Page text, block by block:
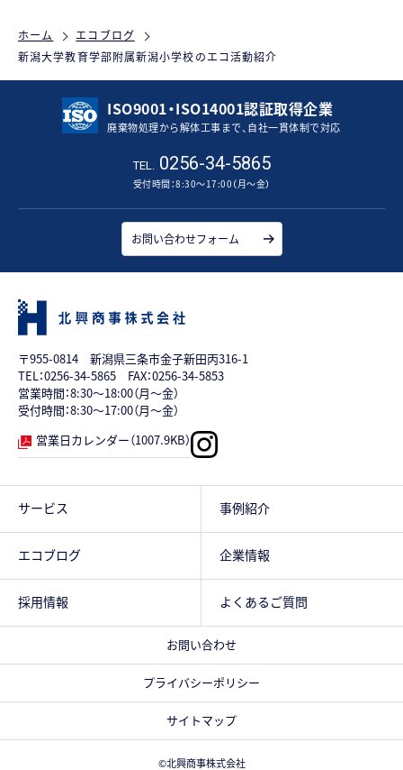
ホーム
エコブログ
新潟大学教育学部附属新潟小学校のエコ活動紹介
ISO9001・ISO14001認証取得企業
廃棄物処理から解体工事まで、自社一貫体制で対応
TEL. 0256-34-5865
受付時間：8:30～17:00（月～金）
お問い合わせフォーム
〒955-0814 新潟県三条市金子新田丙316-1
TEL：0256-34-5865 FAX：0256-34-5853
営業時間：8:30～18:00（月～金）
受付時間：8:30～17:00（月～金）
営業日カレンダー（1007.9KB）
サービス 事例紹介
エコブログ 企業情報
採用情報 よくあるご質問
お問い合わせ
プライバシーポリシー
サイトマップ
©北興商事株式会社